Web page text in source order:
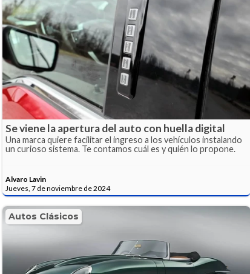
Se viene la apertura del auto con huella digital
Una marca quiere facilitar el ingreso a los vehículos instalando
un curioso sistema. Te contamos cuál es y quién lo propone.
Alvaro Lavin
Jueves, 7 de noviembre de 2024
Autos Clásicos